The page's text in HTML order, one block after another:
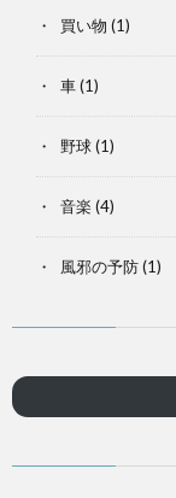
買い物 (1)
車(1)
野球(1)
音楽 (4)
風邪の予防(1)